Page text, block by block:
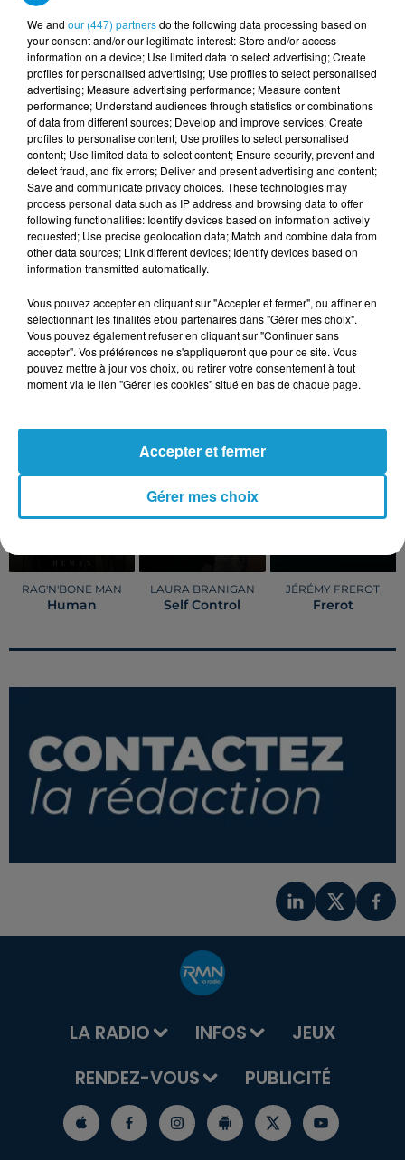
en propose plus de 9500. En Ille-et-Vilaine, ce sont
plus de 12500 nouveaux créneaux qui ont été
ouverts.
En France, le taux d'incidence moyen est de 155 cas
pour 100000 habitants. Dans les Côtes-d'Armor, il est
de 56 (le taux le plus bas du pays) au samedi 24
juillet. Dans le Finistère, il est de 72 cas pour 100000
habitants. 91 cas pour le Morbihan, et 93 pour l'Ille-et-
Vilaine.
A noter qu'en Bretagne, plus de 66% de la population
a déjà reçu au moins une première dose du vaccin.
Pour prendre RDV, vous pouvez passer par les sites
KeldocetDoctolib.
Publié : 26 juillet 2021 à 11h40
RAG'N'BONE MAN
Human
LAURA BRANIGAN
Self Control
JÉRÉMY FREROT
Frerot
LA RADIO INFOS
JEUX
RENDEZ-VOUS
PUBLICITÉ
We and our (447) partnersdo the following data processing based on
your consent and/or our legitimate interest: Store and/or access
information on a device; Use limited data to select advertising; Create
profiles for personalised advertising; Use profiles to select personalised
advertising; Measure advertising performance; Measure content
performance; Understand audiences through statistics or combinations
of data from different sources; Develop and improve services; Create
profiles to personalise content; Use profiles to select personalised
content; Use limited data to select content; Ensure security, prevent and
detect fraud, and fix errors; Deliver and present advertising and content;
Save and communicate privacy choices. These technologies may
process personal data such as IP address and browsing data to offer
following functionalities: Identify devices based on information actively
requested; Use precise geolocation data; Match and combine data from
other data sources; Link different devices; Identify devices based on
information transmitted automatically.
Vous pouvez accepter en cliquant sur "Accepter et fermer", ou affiner en
sélectionnant les finalités et/ou partenaires dans "Gérer mes choix".
Vous pouvez également refuser en cliquant sur "Continuer sans
accepter". Vos préférences ne s'appliqueront que pour ce site. Vous
pouvez mettre à jour vos choix, ou retirer votre consentement à tout
moment via le lien "Gérer les cookies" situé en bas de chaque page.
Gérer mes choix
Accepter et fermer